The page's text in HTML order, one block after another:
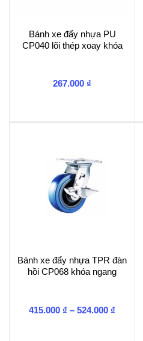
Bánh xe đẩy nhựa PU
CP040 lõi thép xoay khóa
267.000 ₫
Bánh xe đẩy nhựa TPR đàn
hồi CP068 khóa ngang
415.000 ₫ – 524.000 ₫